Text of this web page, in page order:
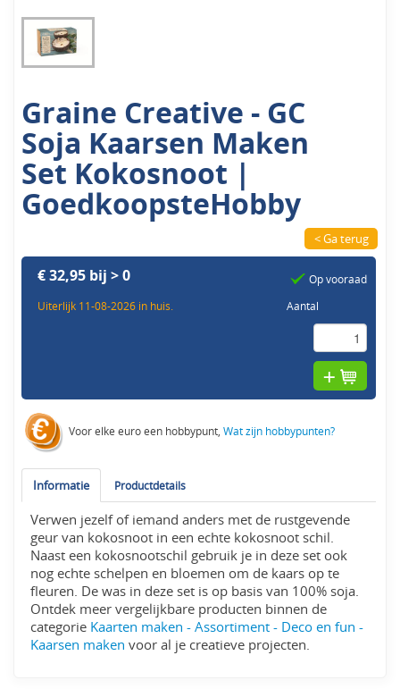
Graine Creative - GC
Soja Kaarsen Maken
Set Kokosnoot |
GoedkoopsteHobby
< Ga terug
€ 32,95 bij > 0
Uiterlijk 11-08-2026 in huis.
Op vooraad
Aantal
Voor elke euro een hobbypunt,Wat zijn hobbypunten?
Informatie Productdetails
Verwen jezelf of iemand anders met de rustgevende
geur van kokosnoot in een echte kokosnoot schil.
Naast een kokosnootschil gebruik je in deze set ook
nog echte schelpen en bloemen om de kaars op te
fleuren. De was in deze set is op basis van 100% soja.
Ontdek meer vergelijkbare producten binnen de
categorie Kaarten maken - Assortiment - Deco en fun -
Kaarsen maken voor al je creatieve projecten.